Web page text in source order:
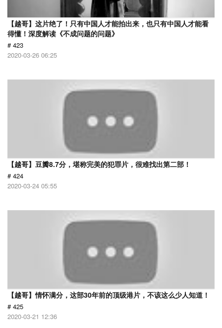
【越哥】这片绝了！只有中国人才能拍出来，也只有中国人才能看
得懂！深度解读《不成问题的问题》
# 423
2020-03-26 06:25
【越哥】豆瓣8.7分，堪称完美的犯罪片，很难找出第二部！
# 424
2020-03-24 05:55
【越哥】情怀满分，这部30年前的顶级港片，不该这么少人知道！
# 425
2020-03-21 12:36